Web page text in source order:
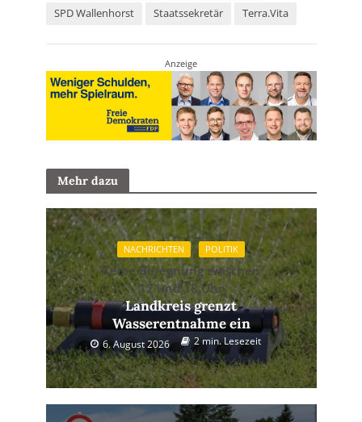
SPD Wallenhorst
Staatssekretär Terra.Vita
Anzeige
Mehr dazu
NACHRICHTEN POLITIK
Keine Beregnung zwischen
12 und 18 Uhr
Landkreis grenzt
Wasserentnahme ein
6. August 2026 2 min. Lesezeit